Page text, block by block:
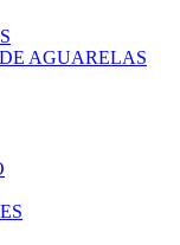
AGUARELAS